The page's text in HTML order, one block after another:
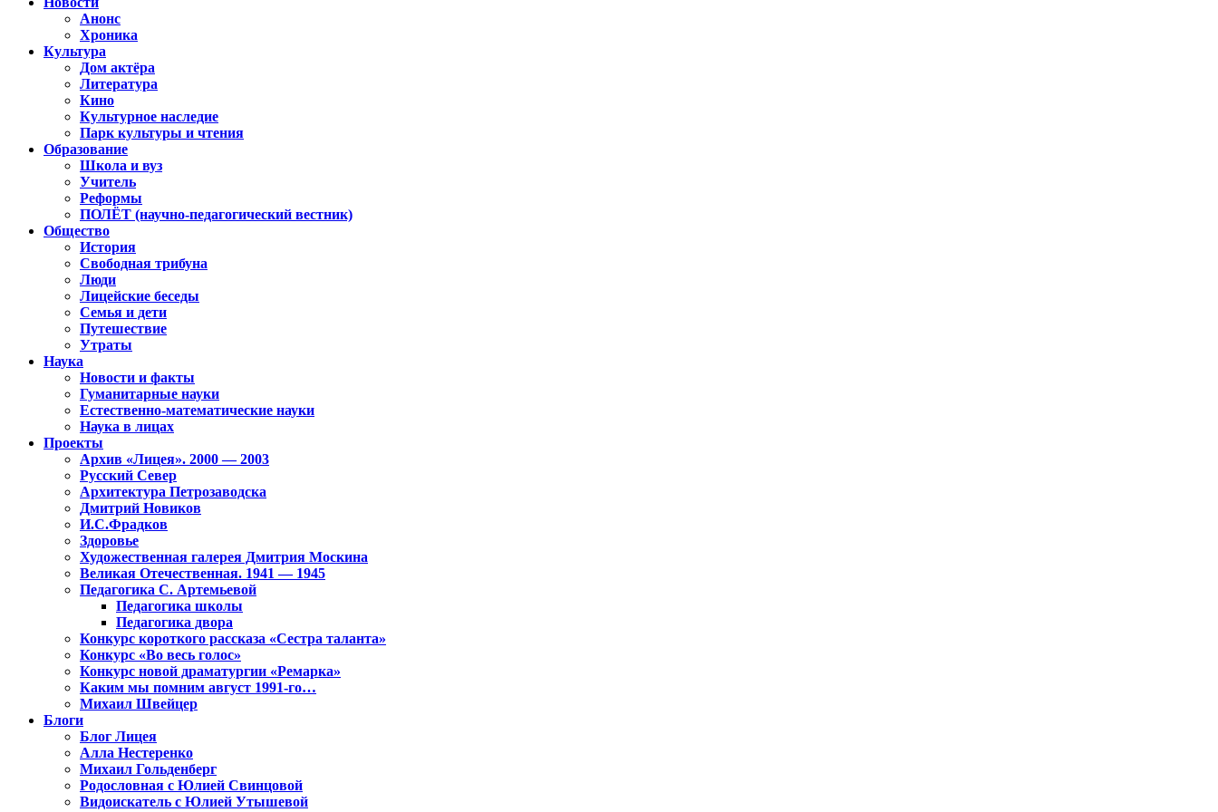
Анонс
Хроника
Культура
Дом актёра
Литература
Кино
Культурное наследие
Парк культуры и чтения
Образование
Школа и вуз
Учитель
Реформы
ПОЛЁТ (научно-педагогический вестник)
Общество
История
Свободная трибуна
Люди
Лицейские беседы
Семья и дети
Путешествие
Утраты
Наука
Новости и факты
Гуманитарные науки
Естественно-математические науки
Наука в лицах
Проекты
Архив «Лицея». 2000 — 2003
Русский Север
Архитектура Петрозаводска
Дмитрий Новиков
И.С.Фрадков
Здоровье
Художественная галерея Дмитрия Москина
Великая Отечественная. 1941 — 1945
Педагогика С. Артемьевой
Педагогика школы
Педагогика двора
Конкурс короткого рассказа «Сестра таланта»
Конкурс «Во весь голос»
Конкурс новой драматургии «Ремарка»
Каким мы помним август 1991-го…
Михаил Швейцер
Блоги
Блог Лицея
Алла Нестеренко
Михаил Гольденберг
Родословная с Юлией Свинцовой
Видоискатель с Юлией Утышевой